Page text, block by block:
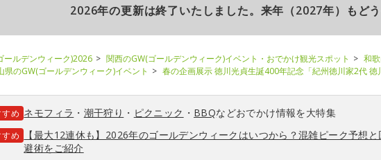
2026年の更新は終了いたしました。来年（2027年）もど
ールデンウィーク)2026 関西のGW(ゴールデンウィーク)イベント・おでかけ観光スポット
和
県のGW(ゴールデンウィーク)イベント
春の企画展示 徳川光貞生誕400年記念「紀州徳川家2代 徳
め ネモフィラ ・ 潮干狩り ・ ピクニック ・ BBQなどおでかけ情報を大特集
め
【最大12連休も】2026年のゴールデンウィークはいつから？混雑ピーク予想と
避術をご紹介